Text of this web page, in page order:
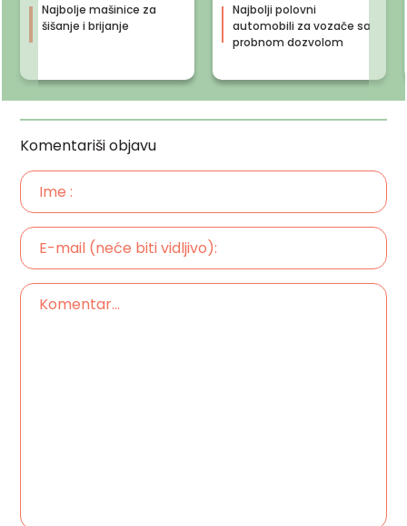
Najbolje mašinice za
šišanje i brijanje
Najbolji polovni
automobili za vozače sa
probnom dozvolom
Komentariši objavu